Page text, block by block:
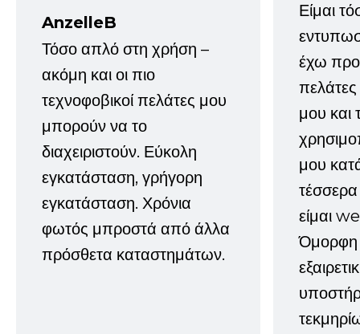
AnzelleB
Τόσο απλό στη χρήση –
ακόμη και οι πιο
τεχνοφοβικοί πελάτες μου
μπορούν να το
διαχειριστούν. Εύκολη
εγκατάσταση, γρήγορη
εγκατάσταση. Χρόνια
φωτός μπροστά από άλλα
πρόσθετα καταστημάτων.
Είμαι
έχω
μου και
μου
είμαι
Όμορφη